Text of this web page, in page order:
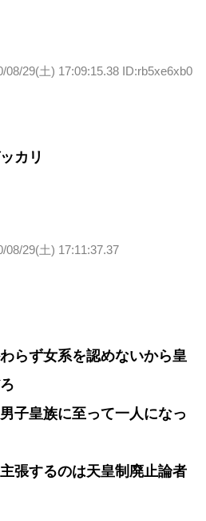
08/29(土) 17:09:15.38 ID:rb5xe6xb0
カリ
08/29(土) 17:11:37.37
らず女系を認めないから皇
子皇族に至って一人になっ
張するのは天皇制廃止論者